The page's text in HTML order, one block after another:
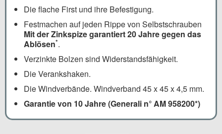
Die flache First und ihre Befestigung.
Festmachen auf jeden Rippe von Selbstschrauben
Mit der Zinkspize garantiert 20 Jahre gegen das
Ablösen*.
Verzinkte Bolzen sind Widerstandsfähigkeit.
Die Verankshaken.
Die Windverbände. Windverband 45 x 45 x 4,5 mm.
Garantie von 10 Jahre (Generali n° AM 958200*)